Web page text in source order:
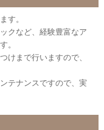
す。
クなど、経験豊富なア
。
けまで行いますので、
テナンスですので、実